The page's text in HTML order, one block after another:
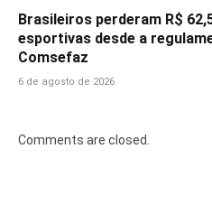
Brasileiros perderam R$
esportivas desde a
Comsefaz
6 de agosto de 2026
Comments are closed.